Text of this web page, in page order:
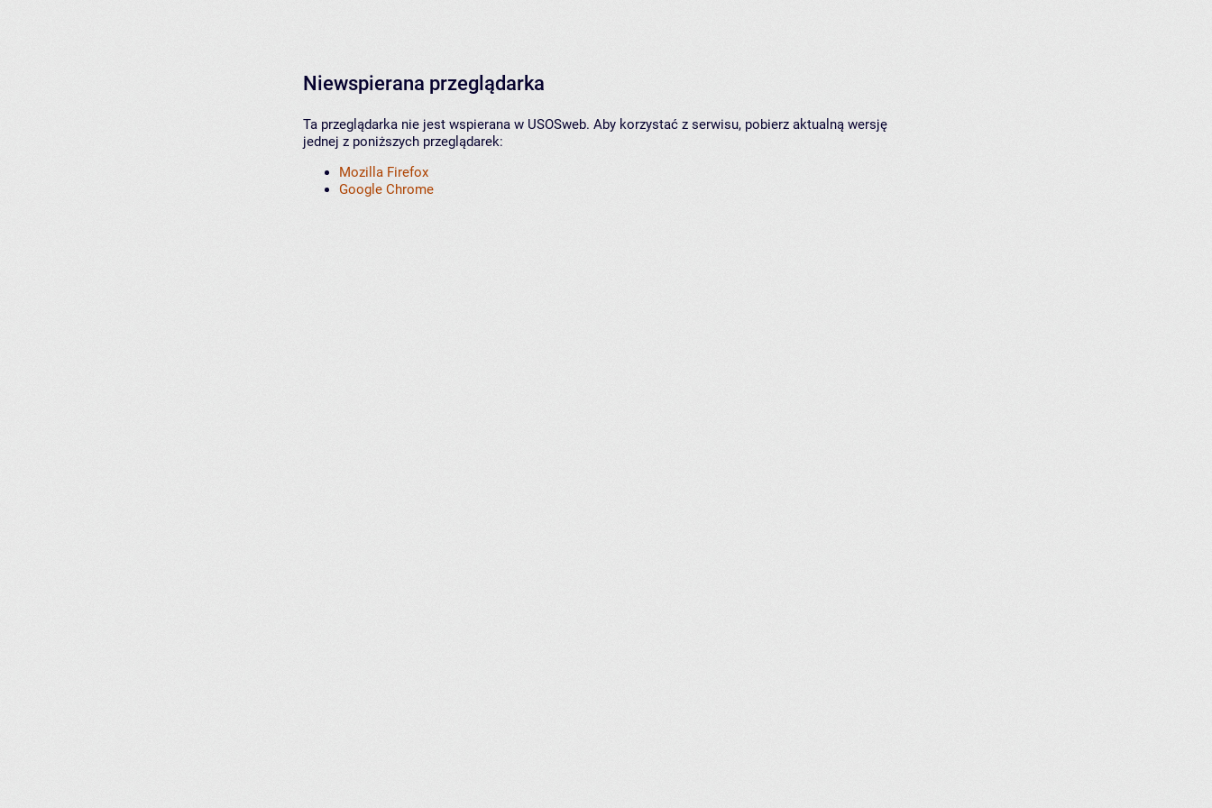
Niewspierana przeglądarka
Ta przeglądarka nie jest wspierana w USOSweb. Aby korzystać z serwisu, pobierz aktualną wersję
jednej z poniższych przeglądarek:
Mozilla Firefox
Google Chrome